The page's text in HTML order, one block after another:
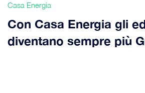
Casa Energia
Con Casa Energia gli
diventano sempre più